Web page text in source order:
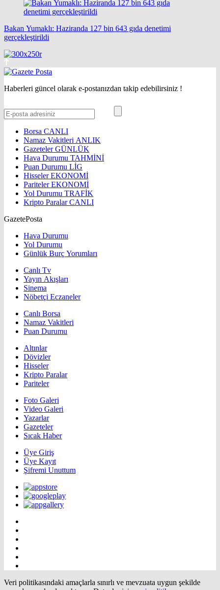
Bakan Yumaklı: Haziranda 127 bin 643 gıda denetimi
gerçekleştirildi
Haberleri güncel olarak e-postanızdan takip edebilirsiniz !
Borsa CANLI
Namaz Vakitleri ANLIK
GazetelerGÜNLÜK
Hava Durumu TAHMİNİ
Puan Durumu LİG
HisselerEKONOMİ
ParitelerEKONOMİ
Yol Durumu TRAFİK
Kripto ParalarCANLI
GazetePosta
Hava Durumu
Yol Durumu
Günlük Burç Yorumları
Canlı Tv
Yayın Akışları
Sinema
Nöbetçi Eczaneler
Canlı Borsa
Namaz Vakitleri
Puan Durumu
Altınlar
Dövizler
Hisseler
Kripto Paralar
Pariteler
Foto Galeri
Video Galeri
Yazarlar
Gazeteler
Sıcak Haber
Üye Giriş
Üye Kayıt
Şifremi Unuttum
Veri politikasındaki amaçlarla sınırlı ve mevzuata uygun şekilde